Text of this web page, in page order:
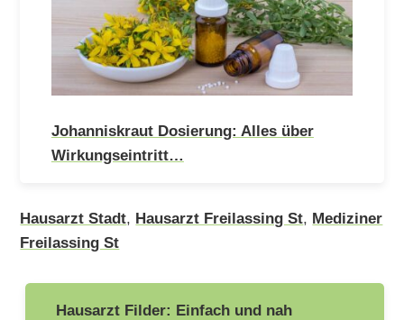
Johanniskraut Dosierung: Alles über
Wirkungseintritt…
Hausarzt Stadt, Hausarzt Freilassing St, Mediziner
Freilassing St
Beitragsnavigation
Hausarzt Filder: Einfach und nah